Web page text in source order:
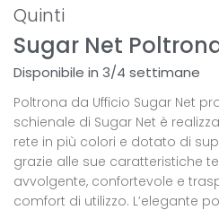
Quinti
Sugar Net
Disponibile in 3/4 settimane
Poltrona da Ufficio Sugar Net
schienale di Sugar Net è
rete in più colori e dotato di
grazie alle sue caratteristiche
avvolgente, confortevole e
comfort di utilizzo. L’elegante